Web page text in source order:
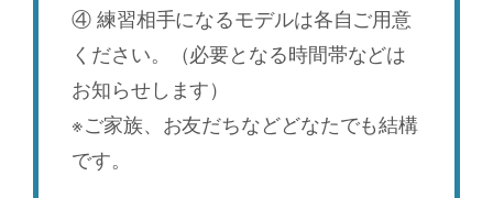
④ 練習相手になるモデルは各自ご用意
ください。（必要となる時間帯などは
お知らせします）
※ご家族、お友だちなどどなたでも結構
です。